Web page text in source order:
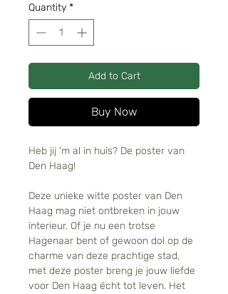
Quantity *
Add to Cart
Buy Now
Heb jij 'm al in huis? De poster van
Den Haag!
Deze unieke witte poster van Den
Haag mag niet ontbreken in jouw
interieur. Of je nu een trotse
Hagenaar bent of gewoon dol op de
charme van deze prachtige stad,
met deze poster breng je jouw liefde
voor Den Haag écht tot leven. Het